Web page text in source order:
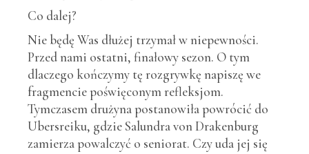
Co dalej?
Nie będę Was dłużej trzymał w niepewności.
Przed nami ostatni, finałowy sezon. O tym
dlaczego kończymy tę rozgrywkę napiszę we
fragmencie poświęconym refleksjom.
Tymczasem drużyna postanowiła powrócić do
Ubersreiku, gdzie Salundra von Drakenburg
zamierza powalczyć o seniorat. Czy uda jej się